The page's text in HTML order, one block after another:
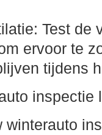
Test de
ervoor te
tijdens
inspectie
winterauto